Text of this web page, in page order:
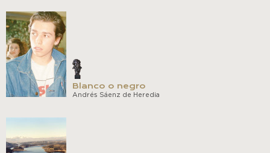
Blanco o negro
Andrés Sáenz de Heredia